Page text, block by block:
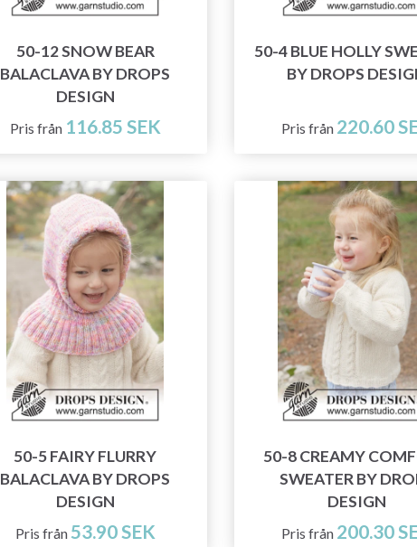
50-12 SNOW BEAR
BALACLAVA BY DROPS
DESIGN
Pris från 116.85 SEK
50-4 BLUE HOLLY
BY DROPS
Pris från 220.60
50-5 FAIRY FLURRY
BALACLAVA BY DROPS
DESIGN
Pris från 53.90 SEK
50-8 CREAMY
SWEATER BY
DESIGN
Pris från 200.30
exklusiv tillgång till inspirerande
stickmönster och specialerbjudanden!
Prenumerera